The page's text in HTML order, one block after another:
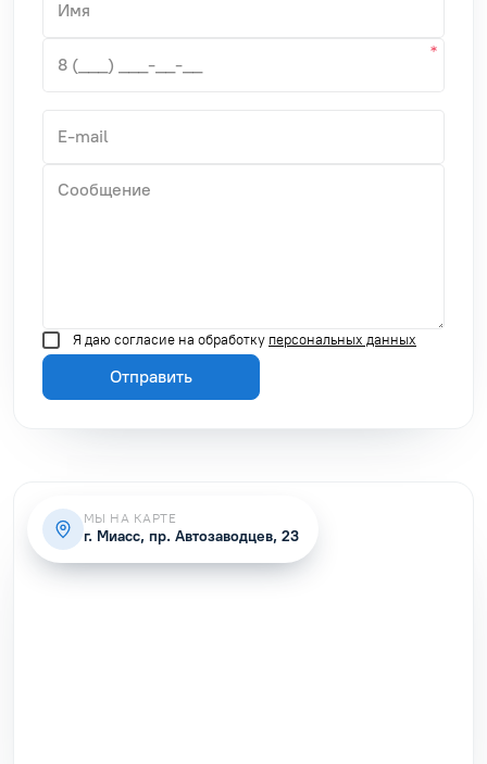
Я даю согласие на обработку персональных данных
Отправить
МЫ НА КАРТЕ
г. Миасс, пр. Автозаводцев, 23